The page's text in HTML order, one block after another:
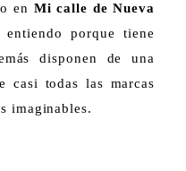
en Mi calle de Nueva
porque tiene
disponen de una
casi todas las marcas
imaginables.